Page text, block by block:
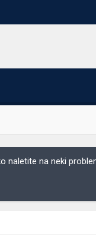
naletite na neki